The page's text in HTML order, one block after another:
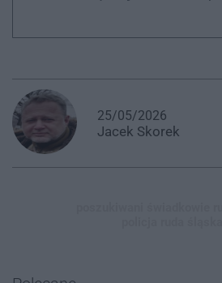
25/05/2026
Jacek Skorek